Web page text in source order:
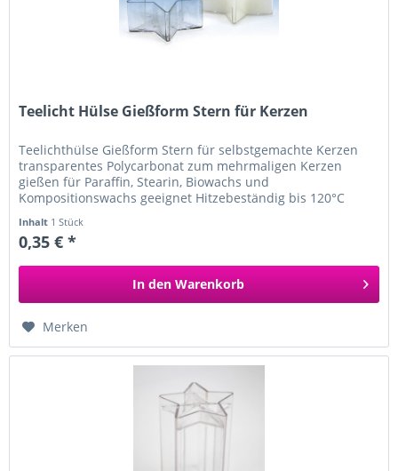
Teelicht Hülse Gießform Stern für Kerzen
Teelichthülse Gießform Stern für selbstgemachte Kerzen
transparentes Polycarbonat zum mehrmaligen Kerzen
gießen für Paraffin, Stearin, Biowachs und
Kompositionswachs geeignet Hitzebeständig bis 120°C
Inhalt 1 Stück
0,35 € *
In den Warenkorb
Merken